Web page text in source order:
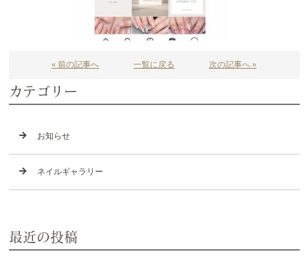
« 前の記事へ 一覧に戻る 次の記事へ »
カテゴリー
お知らせ
ネイルギャラリー
最近の投稿